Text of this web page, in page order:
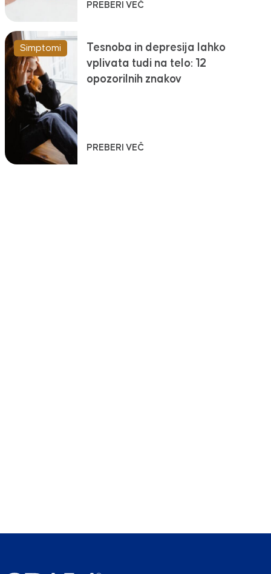
PREBERI VEČ
Simptomi
Tesnoba in depresija lahko
vplivata tudi na telo: 12
opozorilnih znakov
PREBERI VEČ